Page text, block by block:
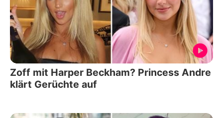
Zoff mit Harper Beckham? Princess Andre
klärt Gerüchte auf